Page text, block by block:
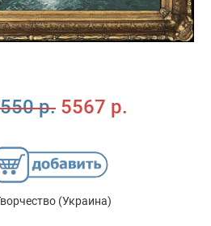
р. 5567 р.
(Украина)